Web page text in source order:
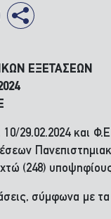
ΕΞΕΤΑΣΕΩΝ
29.02.2024 και
(248)
σύμφωνα με